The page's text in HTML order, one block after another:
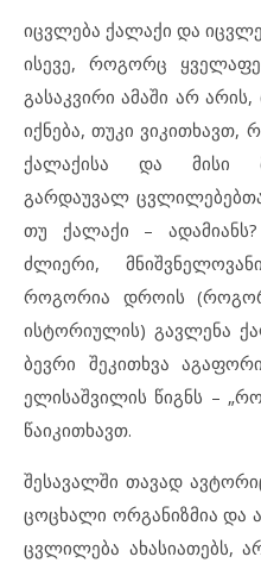
იცვლება ქალაქი და
ისევე, როგორც
გასაკვირი ამაში არ
იქნება, თუკი
ქალაქისა და მისი
გარდაუვალ
თუ ქალაქი –
ძლიერი,
როგორია დროის
ისტორიულის) გავლენა
ბევრი შეკითხვა
ელისაშვილის წიგნს –
წაიკითხავთ.
შესავალში თავად
ცოცხალი ორგანიზმია და
ცვლილება ახასიათებს,